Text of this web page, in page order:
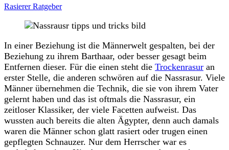
Rasierer Ratgeber
In einer Beziehung ist die Männerwelt gespalten, bei der
Beziehung zu ihrem Barthaar, oder besser gesagt beim
Entfernen dieser. Für die einen steht die Trockenrasur an
erster Stelle, die anderen schwören auf die Nassrasur. Viele
Männer übernehmen die Technik, die sie von ihrem Vater
gelernt haben und das ist oftmals die Nassrasur, ein
zeitloser Klassiker, der viele Facetten aufweist. Das
wussten auch bereits die alten Ägypter, denn auch damals
waren die Männer schon glatt rasiert oder trugen einen
gepflegten Schnauzer. Nur dem Herrscher war es